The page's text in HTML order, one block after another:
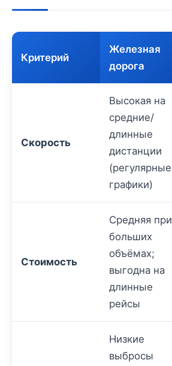
Критерий
Железная
дорога
Скорость
Высокая на
средние/
длинные
дистанции
(регулярные
графики)
Стоимость
Средняя при
больших
объёмах;
выгодна на
длинные
рейсы
Низкие
выбросы